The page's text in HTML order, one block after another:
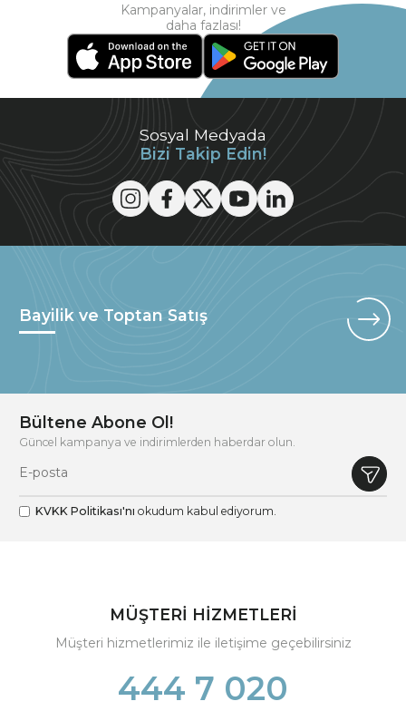
Sosyal Medyada
Bizi Takip Edin!
Kampanyalar, indirimler ve
daha fazlası!
Bayilik ve Toptan Satış
Bültene Abone Ol!
Güncel kampanya ve indirimlerden haberdar olun.
KVKK Politikası'nı okudum kabul ediyorum.
MÜŞTERİ HİZMETLERİ
Müşteri hizmetlerimiz ile iletişime geçebilirsiniz
444 7 020